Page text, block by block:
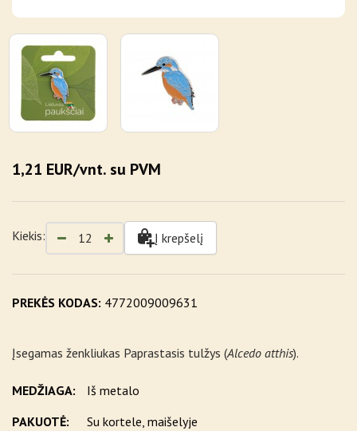
PREKĖS KODAS: 4772009009631
Įsegamas ženkliukas Paprastasis tulžys (Alcedo atthis).
MEDŽIAGA:
Iš metalo
PAKUOTĖ:
Su kortele, maišelyje
1,21 EUR/vnt. su PVM
Kiekis: Į krepšelį